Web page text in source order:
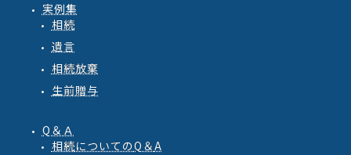
実例集
相続
遺言
相続放棄
生前贈与
Q＆Ａ
相続についてのQ ＆A